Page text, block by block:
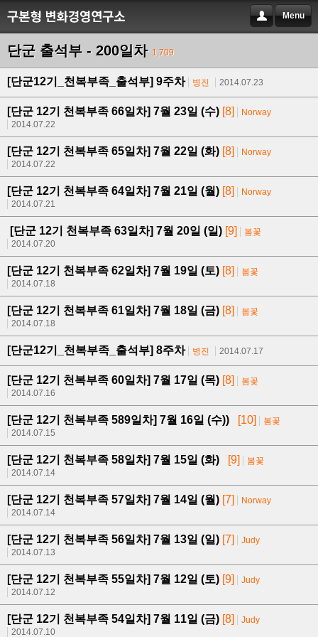
Menu
단군 출석부 - 200일차 1,709
[단군12기_천복부족_출석부] 9주차 병진 2014.07.23
[단군 12기 천복부족 66일차] 7월 23일 (수) [8]
Norway
2014.07.22
[단군 12기 천복부족 65일차] 7월 22일 (화) [8]
Norway
2014.07.22
[단군 12기 천복부족 64일차] 7월 21일 (월) [8]
Norway
2014.07.21
[단군 12기 천복부족 63일차] 7월 20일 (일) [9]
봄꽃
2014.07.20
[단군 12기 천복부족 62일차] 7월 19일 (토) [8]
봄꽃
2014.07.18
[단군 12기 천복부족 61일차] 7월 18일 (금) [8]
봄꽃
2014.07.18
[단군12기_천복부족_출석부] 8주차 병진 2014.07.17
[단군 12기 천복부족 60일차] 7월 17일 (목) [8]
봄꽃
2014.07.16
[단군 12기 천복부족 589일차] 7월 16일 (수)) [10]
봄꽃
2014.07.15
[단군 12기 천복부족 58일차] 7월 15일 (화) [9]
봄꽃
2014.07.14
[단군 12기 천복부족 57일차] 7월 14일 (월) [7]
Norway
2014.07.14
[단군 12기 천복부족 56일차] 7월 13일 (일) [7]
Judy
2014.07.13
[단군 12기 천복부족 55일차] 7월 12일 (토) [9]
Judy
2014.07.12
[단군 12기 천복부족 54일차] 7월 11일 (금) [8]
Judy
2014.07.10